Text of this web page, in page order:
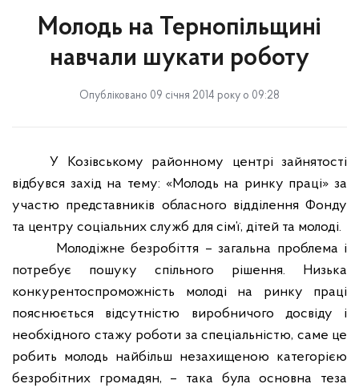
Молодь на Тернопільщині
навчали шукати роботу
Опубліковано 09 січня 2014 року о 09:28
У Козівському районному центрі зайнятості
відбувся захід на тему: «Молодь на ринку праці» за
участю представників обласного відділення Фонду
та центру соціальних служб для сім’ї, дітей та молоді.
Молодіжне безробіття – загальна проблема і
потребує пошуку спільного рішення. Низька
конкурентоспроможність молоді на ринку праці
пояснюється відсутністю виробничого досвіду і
необхідного стажу роботи за спеціальністю, саме це
робить молодь найбільш незахищеною категорією
безробітних громадян, – така була основна теза